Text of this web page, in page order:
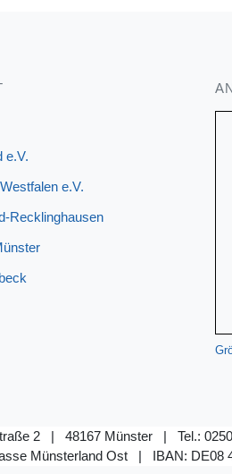
e.V.
e.V.
Recklinghausen
2 | 48167 Münster | Tel.:
Münsterland Ost | IBAN: DE08